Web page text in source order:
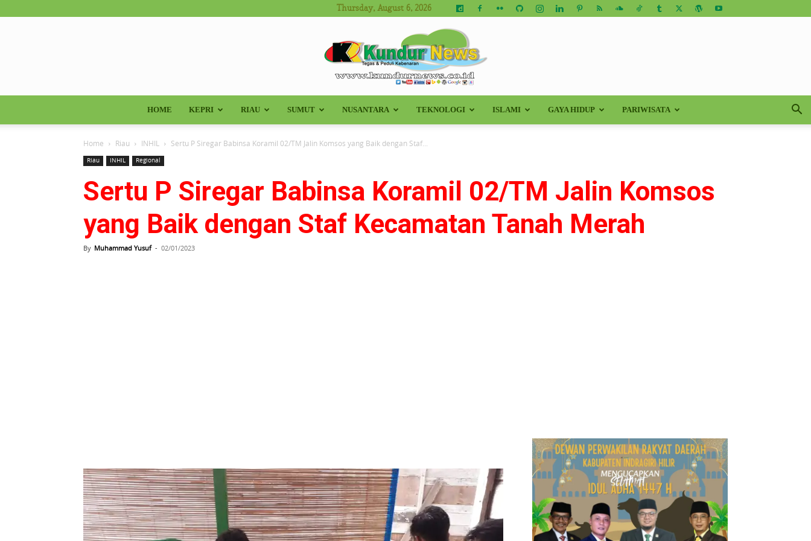
Thursday, August 6, 2026
Kundur
News
HOME KEPRI RIAU SUMUT NUSANTARA TEKNOLOGI ISLAMI GAYA HIDUP PARIWISATA
Home Riau INHIL Sertu P Siregar Babinsa Koramil 02/TM Jalin Komsos yang Baik dengan Staf...
Riau INHIL Regional
Sertu P Siregar Babinsa Koramil 02/TM Jalin Komsos
yang Baik dengan Staf Kecamatan Tanah Merah
By Muhammad Yusuf - 02/01/2023